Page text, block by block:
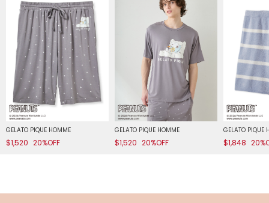
GELATO PIQUE HOMME
$1,520 20%OFF
GELATO PIQUE HOMME
$1,520 20%OFF
GELATO PIQUE
$1,848